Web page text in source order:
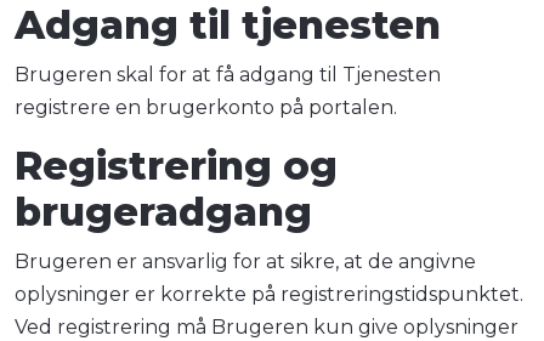
Adgang til tjenesten
Brugeren skal for at få adgang til Tjenesten
registrere en brugerkonto på portalen.
Registrering og
brugeradgang
Brugeren er ansvarlig for at sikre, at de angivne
oplysninger er korrekte på registreringstidspunktet.
Ved registrering må Brugeren kun give oplysninger